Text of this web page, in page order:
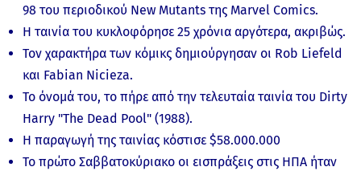
98 του περιοδικού New Mutants της Marvel Comics.
Η ταινία του κυκλοφόρησε 25 χρόνια αργότερα, ακριβώς.
Τον χαρακτήρα των κόμικς δημιούργησαν οι Rob Liefeld
και Fabian Nicieza.
Το όνομά του, το πήρε από την τελευταία ταινία του Dirty
Harry "The Dead Pool" (1988).
Η παραγωγή της ταινίας κόστισε $58.000.000
Το πρώτο Σαββατοκύριακο οι εισπράξεις στις ΗΠΑ ήταν